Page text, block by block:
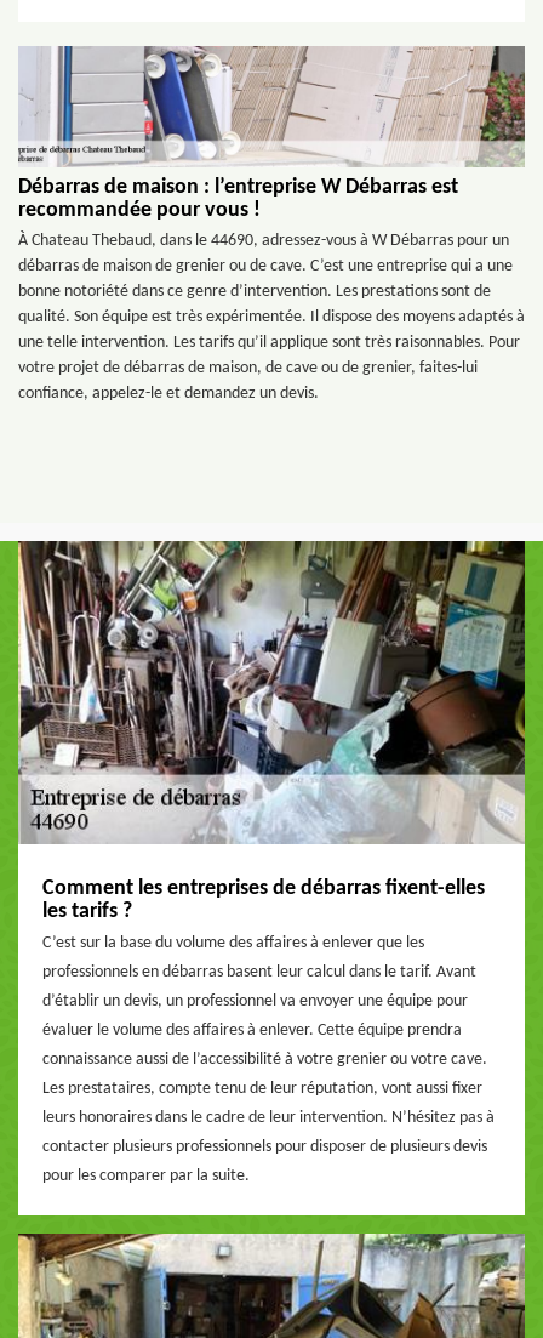
Débarras de maison : l’entreprise W Débarras est
recommandée pour vous !
À Chateau Thebaud, dans le 44690, adressez-vous à W Débarras pour un
débarras de maison de grenier ou de cave. C’est une entreprise qui a une
bonne notoriété dans ce genre d’intervention. Les prestations sont de
qualité. Son équipe est très expérimentée. Il dispose des moyens adaptés à
une telle intervention. Les tarifs qu’il applique sont très raisonnables. Pour
votre projet de débarras de maison, de cave ou de grenier, faites-lui
confiance, appelez-le et demandez un devis.
Comment les entreprises de débarras fixent-elles
les tarifs ?
C’est sur la base du volume des affaires à enlever que les
professionnels en débarras basent leur calcul dans le tarif. Avant
d’établir un devis, un professionnel va envoyer une équipe pour
évaluer le volume des affaires à enlever. Cette équipe prendra
connaissance aussi de l’accessibilité à votre grenier ou votre cave.
Les prestataires, compte tenu de leur réputation, vont aussi fixer
leurs honoraires dans le cadre de leur intervention. N’hésitez pas à
contacter plusieurs professionnels pour disposer de plusieurs devis
pour les comparer par la suite.